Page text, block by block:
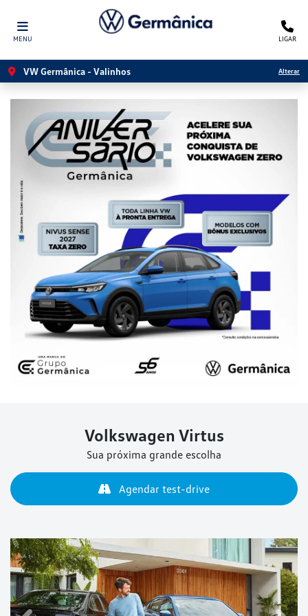
MENU LIGAR
VW Germânica - Valinhos Alterar
Volkswagen Virtus
Sua próxima grande escolha
Agendar test-drive